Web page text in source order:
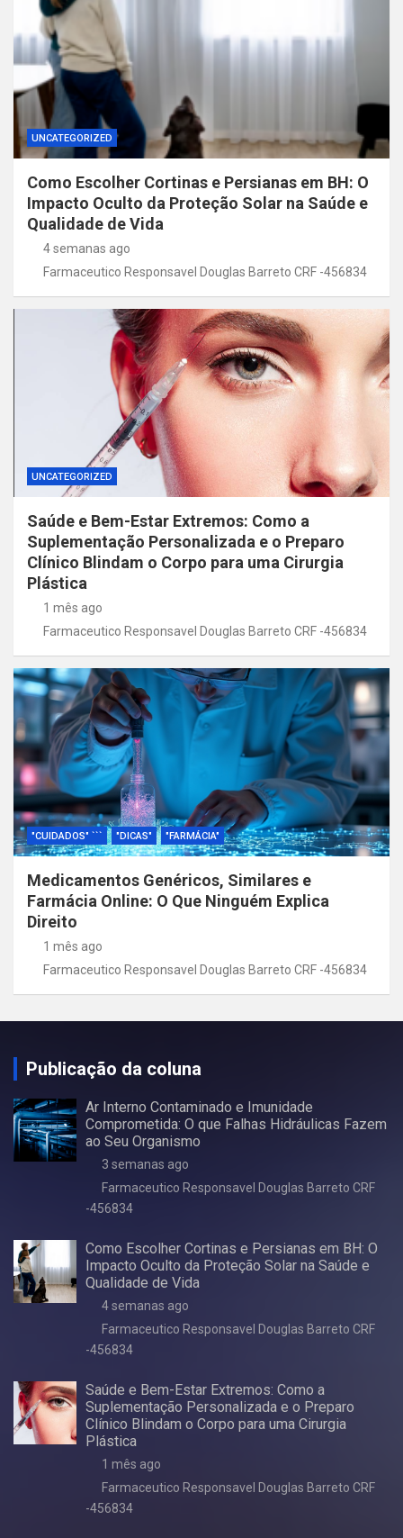
UNCATEGORIZED
Como Escolher Cortinas e Persianas em BH: O
Impacto Oculto da Proteção Solar na Saúde e
Qualidade de Vida
4 semanas ago
Farmaceutico Responsavel Douglas Barreto CRF -456834
UNCATEGORIZED
Saúde e Bem-Estar Extremos: Como a
Suplementação Personalizada e o Preparo
Clínico Blindam o Corpo para uma Cirurgia
Plástica
1 mês ago
Farmaceutico Responsavel Douglas Barreto CRF -456834
"CUIDADOS" ``` "DICAS" "FARMÁCIA"
Medicamentos Genéricos, Similares e
Farmácia Online: O Que Ninguém Explica
Direito
1 mês ago
Farmaceutico Responsavel Douglas Barreto CRF -456834
Publicação da coluna
Ar Interno Contaminado e Imunidade
Comprometida: O que Falhas Hidráulicas Fazem
ao Seu Organismo
3 semanas ago
Farmaceutico Responsavel Douglas Barreto CRF
-456834
Como Escolher Cortinas e Persianas em BH: O
Impacto Oculto da Proteção Solar na Saúde e
Qualidade de Vida
4 semanas ago
Farmaceutico Responsavel Douglas Barreto CRF
-456834
Saúde e Bem-Estar Extremos: Como a
Suplementação Personalizada e o Preparo
Clínico Blindam o Corpo para uma Cirurgia
Plástica
1 mês ago
Farmaceutico Responsavel Douglas Barreto CRF
-456834